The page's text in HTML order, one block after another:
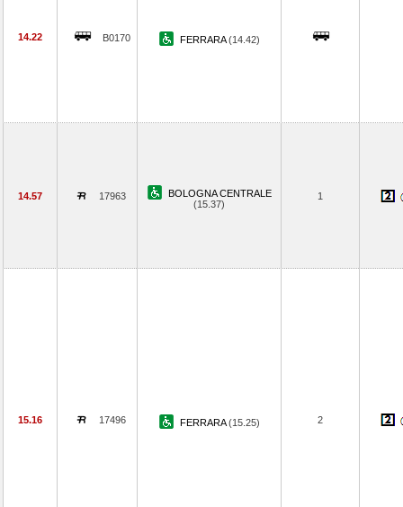
14.22 B0170 FERRARA(14.42)
14.57 17963
BOLOGNA CENTRALE
(15.37)
1
15.16 17496 FERRARA(15.25) 2